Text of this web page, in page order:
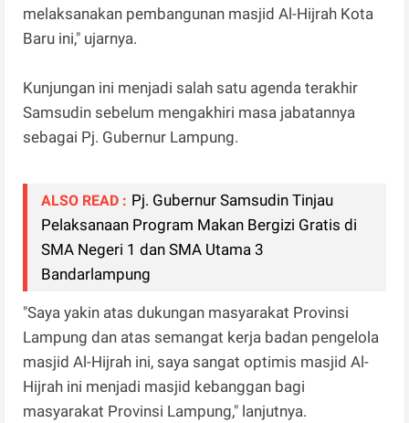
melaksanakan pembangunan masjid Al-Hijrah Kota
Baru ini," ujarnya.
Kunjungan ini menjadi salah satu agenda terakhir
Samsudin sebelum mengakhiri masa jabatannya
sebagai Pj. Gubernur Lampung.
ALSO READ : Pj. Gubernur Samsudin Tinjau
Pelaksanaan Program Makan Bergizi Gratis di
SMA Negeri 1 dan SMA Utama 3
Bandarlampung
"Saya yakin atas dukungan masyarakat Provinsi
Lampung dan atas semangat kerja badan pengelola
masjid Al-Hijrah ini, saya sangat optimis masjid Al-
Hijrah ini menjadi masjid kebanggan bagi
masyarakat Provinsi Lampung," lanjutnya.